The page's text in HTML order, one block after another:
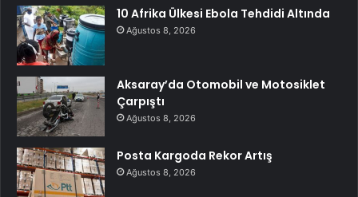
10 Afrika Ülkesi Ebola Tehdidi Altında
Ağustos 8, 2026
Aksaray’da Otomobil ve Motosiklet
Çarpıştı
Ağustos 8, 2026
Posta Kargoda Rekor Artış
Ağustos 8, 2026